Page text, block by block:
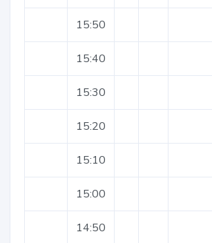
15:50
15:40
15:30
15:20
15:10
15:00
14:50